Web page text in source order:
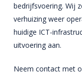
bedrijfsvoering. Wij
verhuizing weer
huidige ICT-
uitvoering aan.
Neem contact met